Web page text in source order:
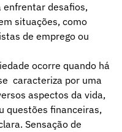
enfrentar desafios,
situações, como
de emprego ou
ocorre quando há
caracteriza por uma
aspectos da vida,
questões financeiras,
Sensação de